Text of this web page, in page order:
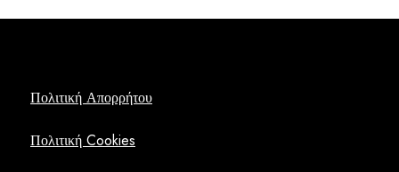
Πολιτική Απορρήτου
Πολιτική Cookies